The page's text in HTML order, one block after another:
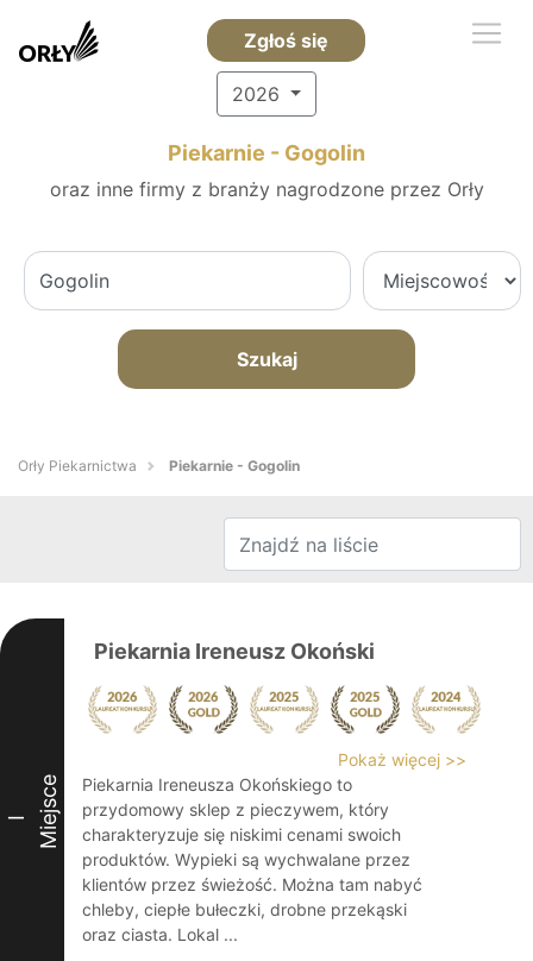
Zgłoś się
2026
Piekarnie - Gogolin
oraz inne firmy z branży nagrodzone przez Orły
Szukaj
Orły Piekarnictwa Piekarnie - Gogolin
I Miejsce
Piekarnia Ireneusz Okoński
Pokaż więcej >>
Piekarnia Ireneusza Okońskiego to
przydomowy sklep z pieczywem, który
charakteryzuje się niskimi cenami swoich
produktów. Wypieki są wychwalane przez
klientów przez świeżość. Można tam nabyć
chleby, ciepłe bułeczki, drobne przekąski
oraz ciasta. Lokal ...